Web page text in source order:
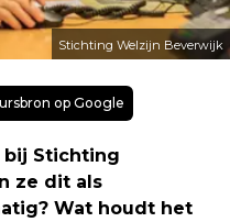
Stichting Welzijn Beverwijk
op Google
bij Stichting
ze dit als
Wat houdt het